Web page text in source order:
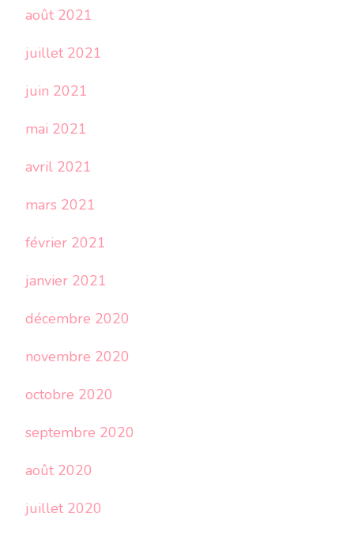
août 2021
juillet 2021
juin 2021
mai 2021
avril 2021
mars 2021
février 2021
janvier 2021
décembre 2020
novembre 2020
octobre 2020
septembre 2020
août 2020
juillet 2020